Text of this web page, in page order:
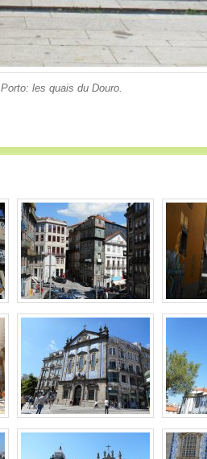
Porto: les quais du Douro.